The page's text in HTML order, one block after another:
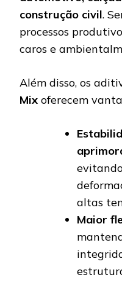
construção civil.
processos
caros e
Além disso, os
Mix oferecem
altas
Maior